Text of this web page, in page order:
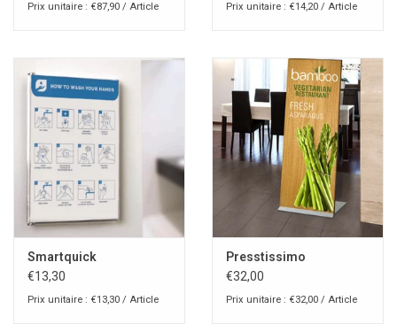
Prix unitaire : €87,90 / Article Prix unitaire : €14,20 / Article
Smartquick
€13,30
Prix unitaire : €13,30 / Article
Presstissimo
€32,00
Prix unitaire : €32,00 / Article